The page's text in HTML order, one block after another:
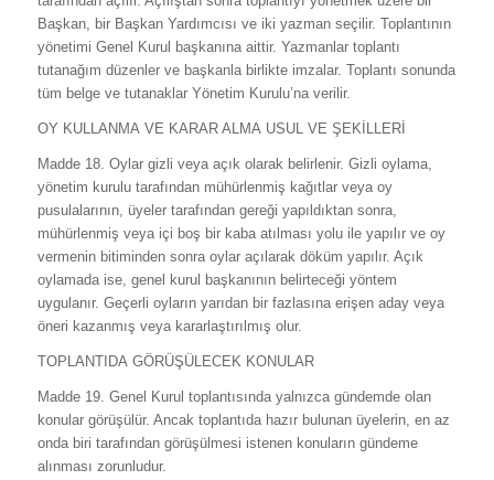
Başkan, bir Başkan Yardımcısı ve iki yazman seçilir. Toplantının
yönetimi Genel Kurul başkanına aittir. Yazmanlar toplantı
tutanağım düzenler ve başkanla birlikte imzalar. Toplantı sonunda
tüm belge ve tutanaklar Yönetim Kurulu’na verilir.
OY KULLANMA VE KARAR ALMA USUL VE ŞEKİLLERİ
Madde 18. Oylar gizli veya açık olarak belirlenir. Gizli oylama,
yönetim kurulu tarafından mühürlenmiş kağıtlar veya oy
pusulalarının, üyeler tarafından gereği yapıldıktan sonra,
mühürlenmiş veya içi boş bir kaba atılması yolu ile yapılır ve oy
vermenin bitiminden sonra oylar açılarak döküm yapılır. Açık
oylamada ise, genel kurul başkanının belirteceği yöntem
uygulanır. Geçerli oyların yarıdan bir fazlasına erişen aday veya
öneri kazanmış veya kararlaştırılmış olur.
TOPLANTIDA GÖRÜŞÜLECEK KONULAR
Madde 19. Genel Kurul toplantısında yalnızca gündemde olan
konular görüşülür. Ancak toplantıda hazır bulunan üyelerin, en az
onda biri tarafından görüşülmesi istenen konuların gündeme
alınması zorunludur.